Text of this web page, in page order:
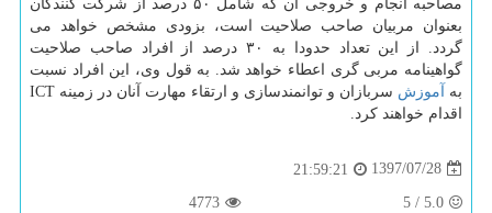
مصاحبه انجام و خروجی آن كه شامل ۵۰ درصد از شركت كنندگان
بعنوان مربیان صاحب صلاحیت است، بزودی مشخص خواهد می
گردد. از این تعداد حدودا به ۳۰ درصد از افراد صاحب صلاحیت
گواهینامه مربی گری اعطاء خواهد شد. به قول وی، این افراد نسبت
به
آموزش
سربازان و توانمندسازی و ارتقاء مهارت آنان در زمینه ICT
اقدام خواهند كرد.
1397/07/28
21:59:21
5.0
/
5
4773